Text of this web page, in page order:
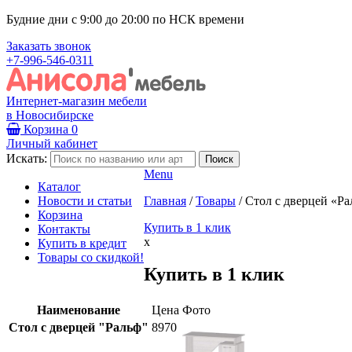
Будние дни с 9:00 до 20:00 по НСК времени
Заказать звонок
+7-996-546-0311
Интернет-магазин мебели
в Новосибирске
Корзина 0
Личный кабинет
Искать:
Каталог
Новости и статьи
Корзина
Контакты
Купить в кредит
Товары со скидкой!
Menu
Главная / Товары / Стол с дверцей
Купить в 1 клик
x
Купить в 1 клик
Наименование Цена Фото
Стол с дверцей "Ральф" 8970